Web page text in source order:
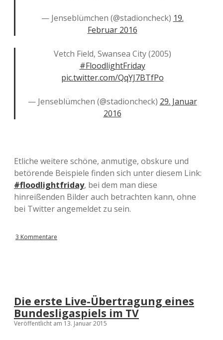
— Jenseblümchen (@stadioncheck) 19.
Februar 2016
Vetch Field, Swansea City (2005)
#FloodlightFriday
pic.twitter.com/QqYJ7BTfPo
— Jenseblümchen (@stadioncheck) 29. Januar
2016
Etliche weitere schöne, anmutige, obskure und
betörende Beispiele finden sich unter diesem Link:
#floodlightfriday, bei dem man diese
hinreißenden Bilder auch betrachten kann, ohne
bei Twitter angemeldet zu sein.
3 Kommentare
Die erste Live-Übertragung eines
Bundesligaspiels im TV
Veröffentlicht am 13. Januar 2015